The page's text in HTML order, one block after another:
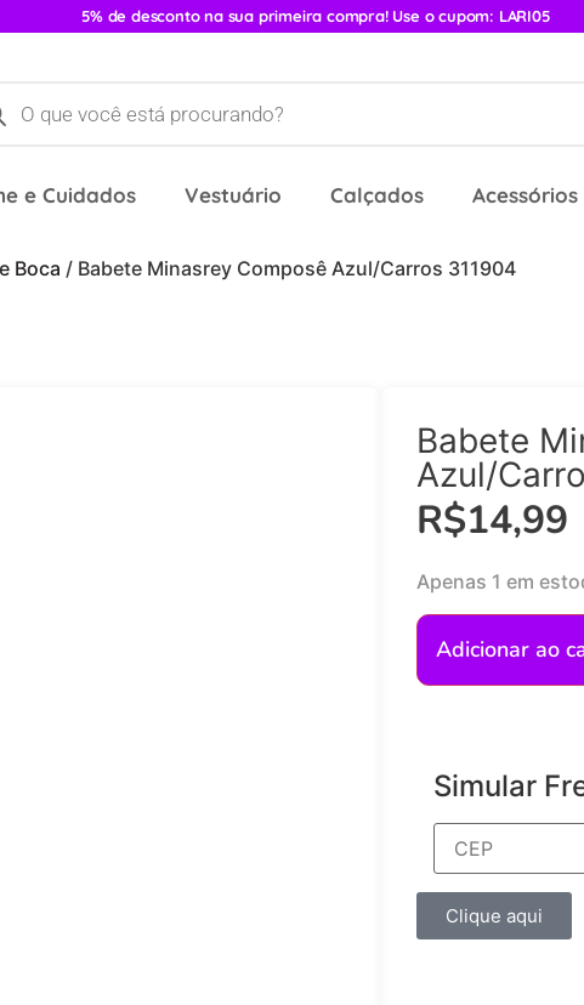
5% de desconto na sua primeira compra! Use o cupom: LARI05
e Cuidados Vestuário Calçados Acessórios
Boca / Babete Minasrey Composê Azul/Carros 311904
Babete
Azul/
R$14,99
Apenas 1 em
Adicionar ao
Simular
Clique aqui